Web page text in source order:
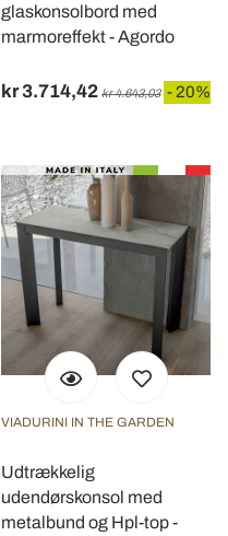
glaskonsolbord med
marmoreffekt - Agordo
kr 3.714,42 kr 4.643,03 - 20%
VIADURINI IN THE GARDEN
Udtrækkelig
udendørskonsol med
metalbund og Hpl-top -